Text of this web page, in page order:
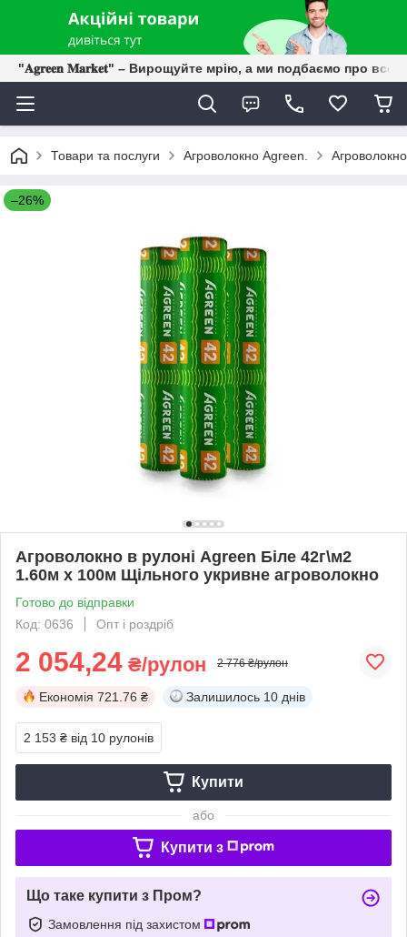
"𝐀𝐠𝐫𝐞𝐞𝐧 𝐌𝐚𝐫𝐤𝐞𝐭" – Вирощуйте мрію, а ми подбаємо про все
Товари та послуги Агроволокно Agreen.
–26%
Агроволокно в рулоні Agreen Біле 42г\м2
1.60м х 100м Щільного укривне агроволокно
Готово до відправки
Код: 0636
Опт і роздріб
2 054,24 ₴/рулон 2 776 ₴/рулон
Економія 721.76 ₴ Залишилось 10 днів
2 153 ₴ від 10 рулонів
Купити
або
Купити з
Що таке купити з Пром?
Замовлення під захистом